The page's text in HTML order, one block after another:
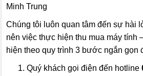
Minh Trung
Chúng tôi luôn quan tâm đến sự hài
nên việc thực hiệnthu mua máy tính
hiện theo quy trình 3 bước ngắn gọn
Quý khách gọi điện đến hotline